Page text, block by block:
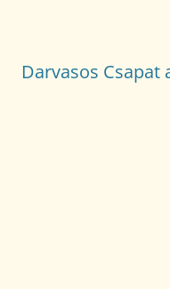
Darvasos Csapat